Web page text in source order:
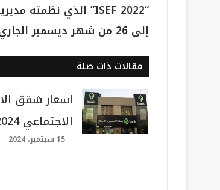
إلى 26 من شهر ديسمبر الجاري.
مقالات ذات صلة
اسعار شقق
الاجتماعي 2024
15 سبتمبر، 2024